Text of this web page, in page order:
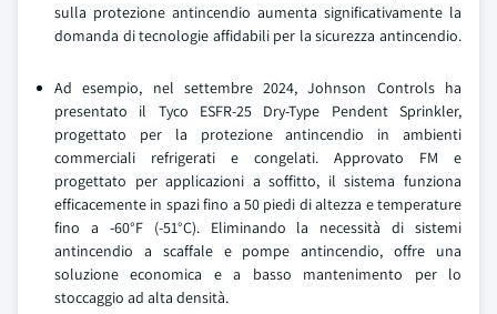
sulla protezione antincendio aumenta significativamente la
domanda di tecnologie affidabili per la sicurezza antincendio.
Ad esempio, nel settembre 2024, Johnson Controls ha
presentato il Tyco ESFR-25 Dry-Type Pendent Sprinkler,
progettato per la protezione antincendio in ambienti
commerciali refrigerati e congelati. Approvato FM e
progettato per applicazioni a soffitto, il sistema funziona
efficacemente in spazi fino a 50 piedi di altezza e temperature
fino a -60°F (-51°C). Eliminando la necessità di sistemi
antincendio a scaffale e pompe antincendio, offre una
soluzione economica e a basso mantenimento per lo
stoccaggio ad alta densità.